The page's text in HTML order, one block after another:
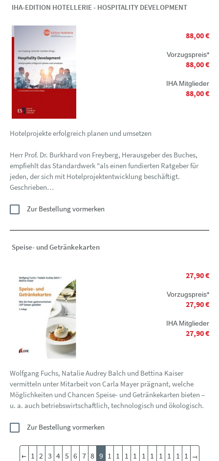
IHA-EDITION HOTELLERIE - HOSPITALITY DEVELOPMENT
88,00 €
Vorzugspreis*
88,00 €
IHA Mitglieder
88,00 €
Hotelprojekte erfolgreich planen und umsetzen
Herr Prof. Dr. Burkhard von Freyberg, Herausgeber des Buches,
empfiehlt das Standardwerk "als einen fundierten Ratgeber für
jeden, der sich mit Hotelprojektentwicklung beschäftigt.
Geschrieben…
Zur Bestellung vormerken
Speise- und Getränkekarten
27,90 €
Vorzugspreis*
27,90 €
IHA Mitglieder
27,90 €
Wolfgang Fuchs, Natalie Audrey Balch und Bettina Kaiser
vermitteln unter Mitarbeit von Carla Mayer prägnant, welche
Möglichkeiten und Chancen Speise- und Getränkekarten bieten –
u. a. auch betriebswirtschaftlich, technologisch und ökologisch.
Zur Bestellung vormerken
1 2 3 4 5 6 7 8 9 1
1
1
1
1
1
1
1
1
1